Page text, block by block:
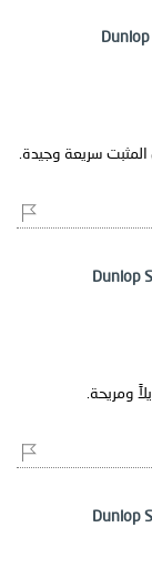
سريعة وجيدة.
ومريحة.